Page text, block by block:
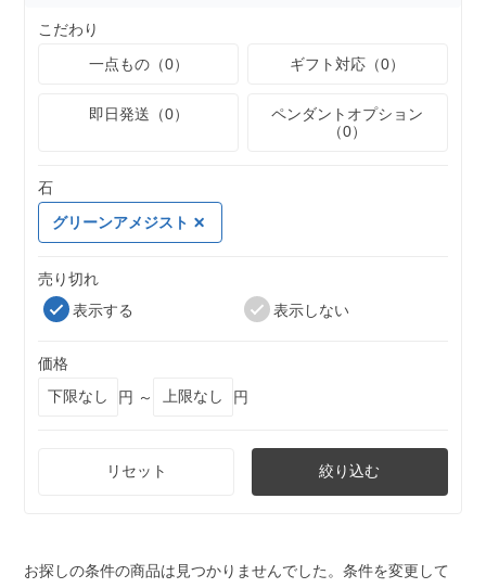
こだわり
一点もの（0）
ギフト対応（0）
即日発送（0）
ペンダントオプション
（0）
石
グリーンアメジスト
売り切れ
表示する
表示しない
価格
円 ～
円
リセット 絞り込む
お探しの条件の商品は見つかりませんでした。条件を変更して